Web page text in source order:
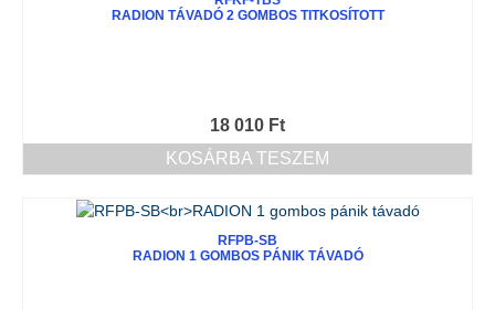
RADION TÁVADÓ 2 GOMBOS TITKOSÍTOTT
18 010 Ft
KOSÁRBA TESZEM
RFPB-SB
RADION 1 GOMBOS PÁNIK TÁVADÓ